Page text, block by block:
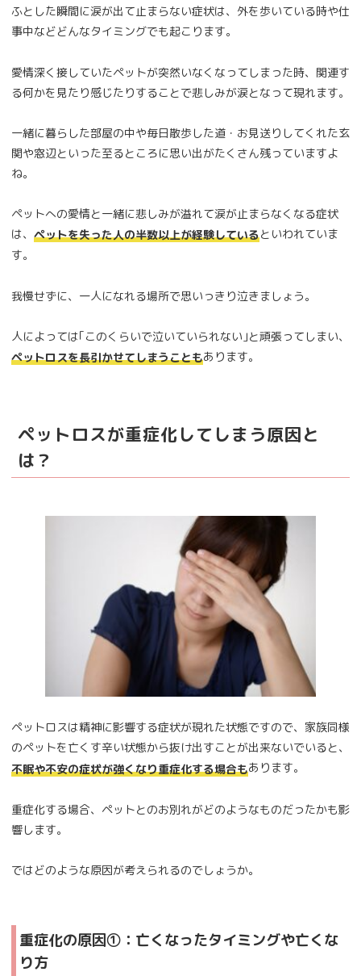
ふとした瞬間に涙が出て止まらない症状は、外を歩いている時や仕
事中などどんなタイミングでも起こります。
愛情深く接していたペットが突然いなくなってしまった時、関連す
る何かを見たり感じたりすることで悲しみが涙となって現れます。
一緒に暮らした部屋の中や毎日散歩した道・お見送りしてくれた玄
関や窓辺といった至るところに思い出がたくさん残っていますよ
ね。
ペットへの愛情と一緒に悲しみが溢れて涙が止まらなくなる症状
は、 ペットを失った人の半数以上が経験しているといわれていま
す。
我慢せずに、一人になれる場所で思いっきり泣きましょう。
人によっては｢このくらいで泣いていられない｣と頑張ってしまい、
ペットロスを長引かせてしまうこともあります。
ペットロスが重症化してしまう原因と
は？
ペットロスは精神に影響する症状が現れた状態ですので、家族同様
のペットを亡くす辛い状態から抜け出すことが出来ないでいると、
不眠や不安の症状が強くなり重症化する場合もあります。
重症化する場合、ペットとのお別れがどのようなものだったかも影
響します。
ではどのような原因が考えられるのでしょうか。
重症化の原因①：亡くなったタイミングや亡くな
り方